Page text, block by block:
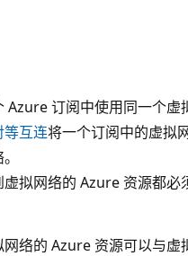
Azure 订阅中使用同一个虚
等互连将一个订阅中的虚拟
拟网络的 Azure 资源都必
络的 Azure 资源可以与虚